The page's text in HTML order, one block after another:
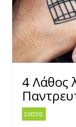
4 Λάθος
ΣΧΕΣΕΙΣ